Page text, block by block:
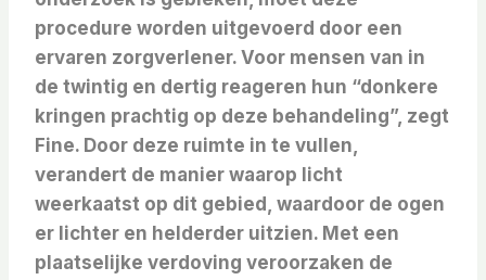
procedure worden uitgevoerd door een
ervaren zorgverlener. Voor mensen van in
de twintig en dertig reageren hun “donkere
kringen prachtig op deze behandeling”, zegt
Fine. Door deze ruimte in te vullen,
verandert de manier waarop licht
weerkaatst op dit gebied, waardoor de ogen
er lichter en helderder uitzien. Met een
plaatselijke verdoving veroorzaken de